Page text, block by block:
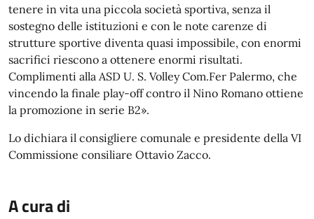
tenere in vita una piccola società sportiva, senza il
sostegno delle istituzioni e con le note carenze di
strutture sportive diventa quasi impossibile, con enormi
sacrifici riescono a ottenere enormi risultati.
Complimenti alla ASD U. S. Volley Com.Fer Palermo, che
vincendo la finale play-off contro il Nino Romano ottiene
la promozione in serie B2».
Lo dichiara il consigliere comunale e presidente della VI
Commissione consiliare Ottavio Zacco.
A cura di